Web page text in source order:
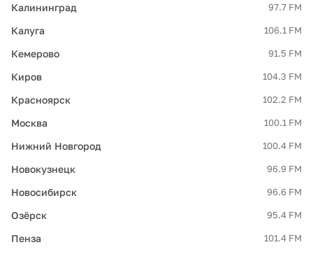
Калининград 97.7 FM
Калуга 106.1 FM
Кемерово 91.5 FM
Киров 104.3 FM
Красноярск 102.2 FM
Москва 100.1 FM
Нижний Новгород 100.4 FM
Новокузнецк 96.9 FM
Новосибирск 96.6 FM
Озёрск 95.4 FM
Пенза 101.4 FM